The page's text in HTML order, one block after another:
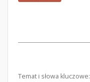
Temat i słowa kluczowe: